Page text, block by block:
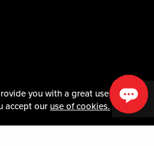
you with a great user
accept our use of cookies.